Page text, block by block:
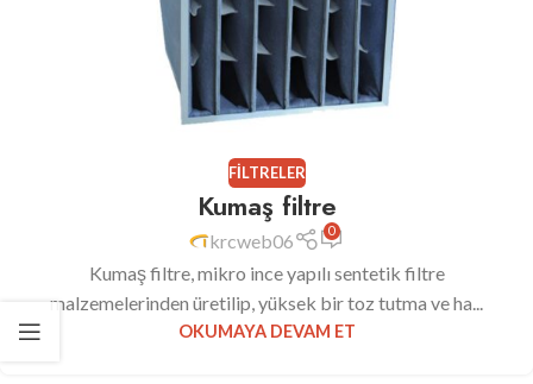
FILTRELER
Kumaş filtre
krcweb06 0
Kumaş filtre, mikro ince yapılı sentetik filtre
malzemelerinden üretilip, yüksek bir toz tutma ve ha...
OKUMAYA DEVAM ET